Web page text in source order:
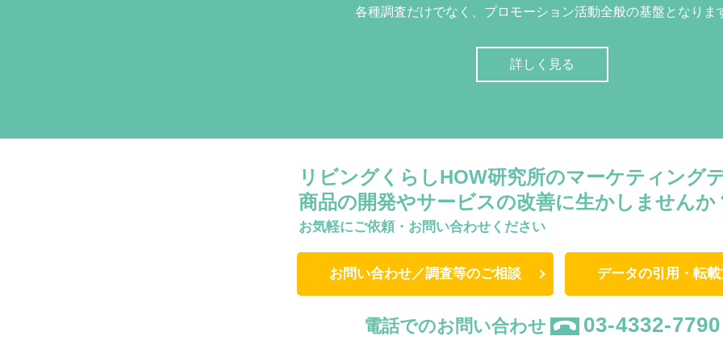
各種調査だけでなく、プロモーション活動全般の基盤となりま
詳しく見る
リビングくらしHOW研究所のマーケティング
商品の開発やサービスの改善に生かしませんか
お気軽にご依頼・お問い合わせください
お問い合わせ／調査等のご相談 データの引用・転
電話でのお問い合わせ 03-4332-7790